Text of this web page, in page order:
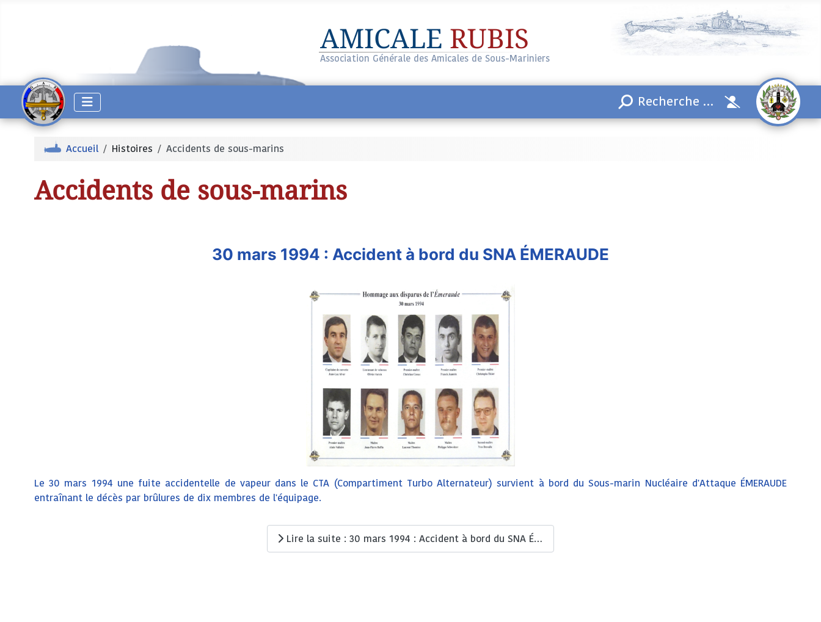
AMICALE RUBIS
Association Générale des Amicales de Sous-Mariniers
Accueil Histoires Accidents de sous-marins
Accidents de sous-marins
30 mars 1994 : Accident à bord du SNA ÉMERAUDE
Le 30 mars 1994 une fuite accidentelle de vapeur dans le CTA (Compartiment Turbo Alternateur) survient à bord du Sous-marin Nucléaire d'Attaque ÉMERAUDE
entraînant le décès par brûlures de dix membres de l'équipage.
Lire la suite : 30 mars 1994 : Accident à bord du SNA ÉMERAUDE